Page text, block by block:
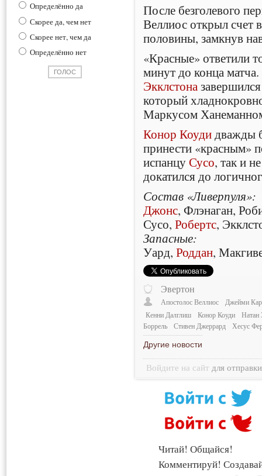
Определённо да
Скорее да, чем нет
Скорее нет, чем да
Определённо нет
После безголевого
Веллиос открыл счет
половины, замкнув
«Красные» ответили
минут до конца
Экклстона
который
Маркусом
Конор Коуди дважды
принести «красным»
испанцуСусо, так и
докатился до
Состав «Ливерпуля»:
Джонс, Флэнаган,
Сусо,Робертс,
Запасные:
Уард,Роддан,
Эвертон
Апостолос Веллиос
Джейми
Кенни Далглиш
Конор Коуди
Натан
Боррель
Стивен Джеррард Хесус
Другие новости
Войдите на сайт для
Читай! Общайся!
Комментируй!